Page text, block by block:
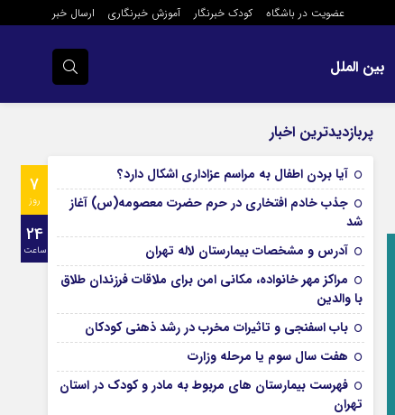
عضویت در باشگاه کودک خبرنگار آموزش خبرنگاری ارسال خبر
بین الملل
پربازدیدترین اخبار
7
روز
24
ساعت
آیا بردن اطفال به مراسم عزادارى اشکال دارد؟
جذب خادم افتخاری در حرم حضرت معصومه(س) آغاز
شد
آدرس و مشخصات بیمارستان لاله تهران
مراکز مهر خانواده، مکانی امن برای ملاقات فرزندان طلاق
با والدین
باب اسفنجی و تاثیرات مخرب در رشد ذهنی کودکان
هفت سال سوم یا مرحله وزارت
فهرست بیمارستان های مربوط به مادر و کودک در استان
تهران